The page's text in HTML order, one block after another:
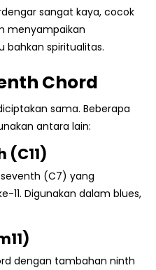
sangat kaya, cocok
menyampaikan
bahkan spiritualitas.
Chord
sama. Beberapa
antara lain:
(C11)
(C7) yang
11. Digunakan dalam blues,
dengan tambahan ninth